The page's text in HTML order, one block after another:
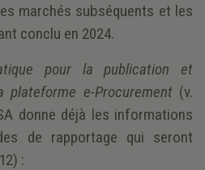
marchés subséquents et les
conclu en 2024.
pour la publication et
plateforme e-Procurement(v.
donne déjà les informations
de rapportage qui seront
: